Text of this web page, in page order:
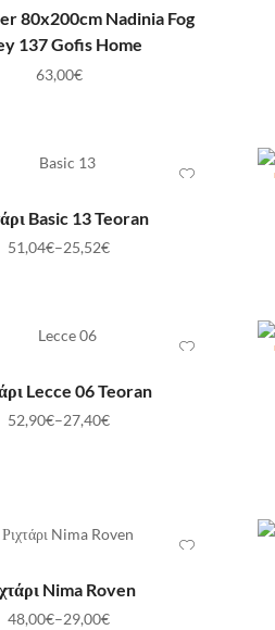
ΣΤΟ ΚΑΛΆΘΙ
80x200cm Nadinia Fog
137 Gofis Home
63,00€
ΕΠΙΛΟΓΉ
Basic 13 Teoran
25,52€
–
51,04€
ΕΠΙΛΟΓΉ
Lecce 06 Teoran
27,40€
–
52,90€
ΕΠΙΛΟΓΉ
Nima Roven
29,00€
–
48,00€